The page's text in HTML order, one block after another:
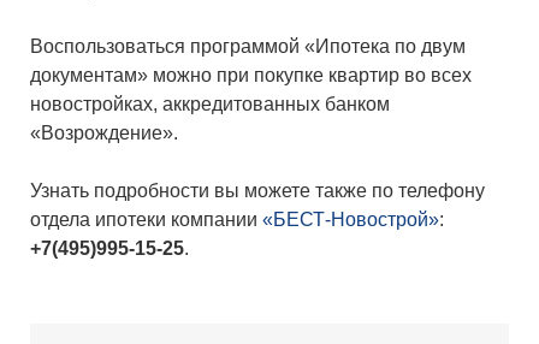
Воспользоваться программой «Ипотека по двум
документам» можно при покупке квартир во всех
новостройках, аккредитованных банком
«Возрождение».
Узнать подробности вы можете также по телефону
отдела ипотеки компании «БЕСТ-Новострой»:
+7(495)995-15-25.